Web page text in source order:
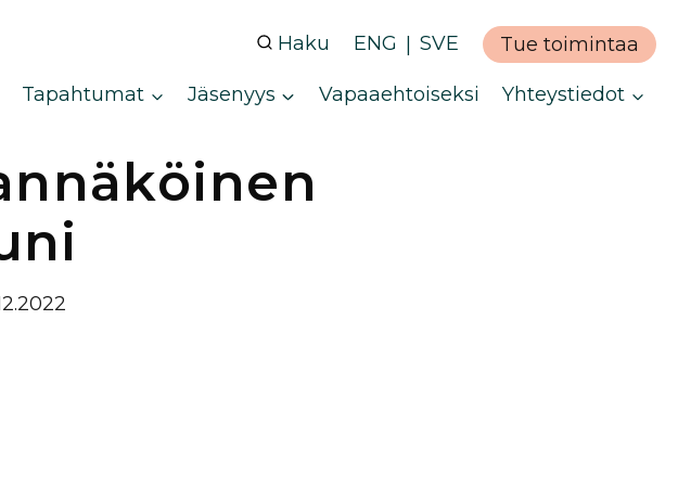
Haku ENG SVE Tue toimintaa
Tapahtumat Jäsenyys Vapaaehtoiseksi Yhteystiedot